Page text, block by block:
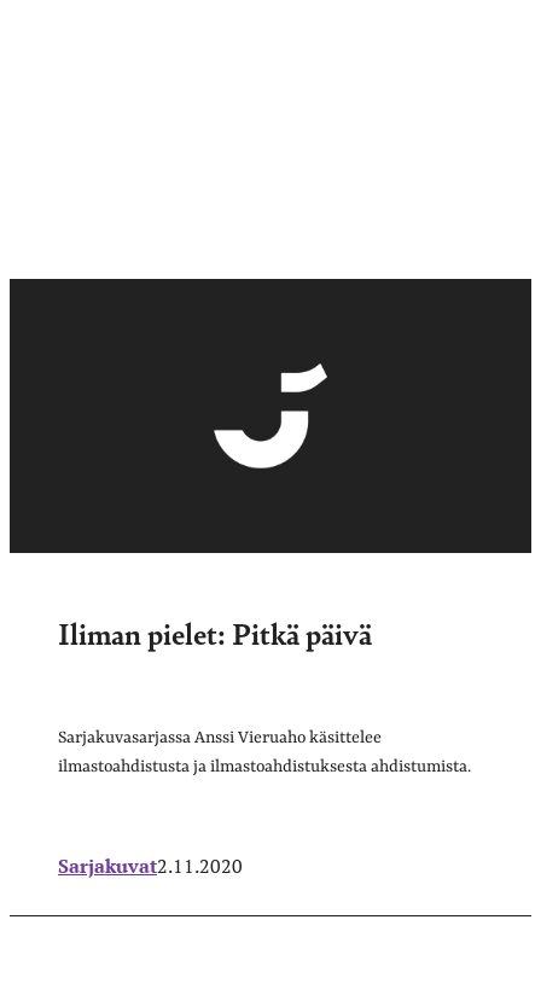
Iliman pielet: Pitkä päivä
Sarjakuvasarjassa Anssi Vieruaho käsittelee
ilmastoahdistusta ja ilmastoahdistuksesta ahdistumista.
Sarjakuvat2.11.2020